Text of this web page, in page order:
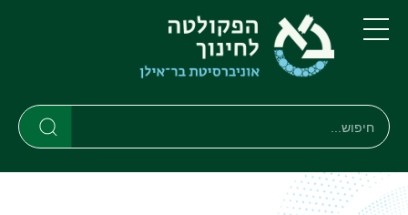
דילוג
לתוכן
העיקרי
דילוג
לתפריט
ניווט
ראשי
תפריט
חיפוש
חיפוש